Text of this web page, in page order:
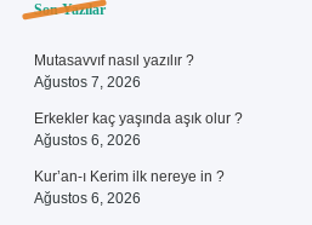
Sidebar
Son Yazılar
Mutasavvıf nasıl yazılır ?
Ağustos 7, 2026
Erkekler kaç yaşında aşık olur ?
Ağustos 6, 2026
Kur’an-ı Kerim ilk nereye in ?
Ağustos 6, 2026